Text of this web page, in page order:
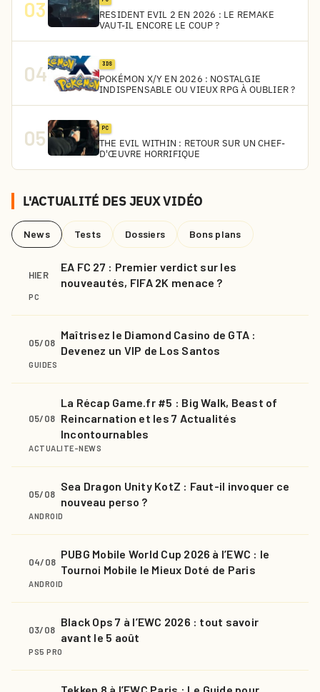
03
RESIDENT EVIL 2 EN 2026 : LE REMAKE
VAUT-IL ENCORE LE COUP ?
04 3DS
POKÉMON X/Y EN 2026 : NOSTALGIE
INDISPENSABLE OU VIEUX RPG À OUBLIER ?
05 PC
THE EVIL WITHIN : RETOUR SUR UN CHEF-
D'ŒUVRE HORRIFIQUE
L'ACTUALITÉ DES JEUX VIDÉO
News Tests Dossiers Bons plans
HIER
EA FC 27 : Premier verdict sur les
nouveautés, FIFA 2K menace ?
PC
05/08
Maîtrisez le Diamond Casino de GTA :
Devenez un VIP de Los Santos
GUIDES
05/08
La Récap Game.fr #5 : Big Walk, Beast of
Reincarnation et les 7 Actualités
Incontournables
ACTUALITE-NEWS
05/08
Sea Dragon Unity KotZ : Faut-il invoquer ce
nouveau perso ?
ANDROID
04/08
PUBG Mobile World Cup 2026 à l’EWC : le
Tournoi Mobile le Mieux Doté de Paris
ANDROID
03/08
Black Ops 7 à l’EWC 2026 : tout savoir
avant le 5 août
PS5 PRO